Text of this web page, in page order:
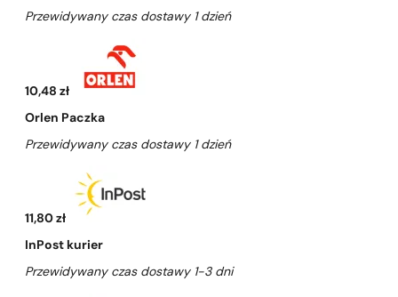
Przewidywany czas dostawy 1 dzień
10,48 zł
Orlen Paczka
Przewidywany czas dostawy 1 dzień
11,80 zł
InPost kurier
Przewidywany czas dostawy 1-3 dni